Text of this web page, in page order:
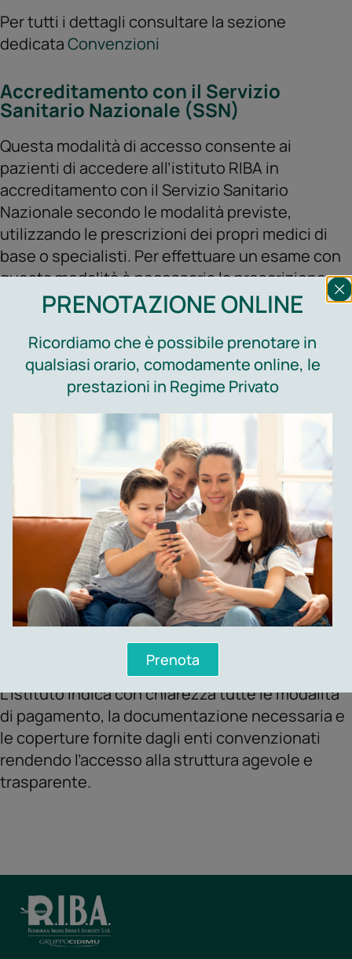
Per tutti i dettagli consultare la sezione
dedicataConvenzioni
Accreditamento con il Servizio
Sanitario Nazionale (SSN)
Questa modalità di accesso consente ai
pazienti di accedere all’istituto RIBA in
accreditamento con il Servizio Sanitario
Nazionale secondo le modalità previste,
utilizzando le prescrizioni dei propri medici di
base o specialisti. Per effettuare un esame con
questa modalità è necessaria la prescrizione
medica.
Le diverse modalità di accesso all’istituto RIBA
offrono flessibilità ai pazienti, consentendo loro
di scegliere l’opzione più adatta alle proprie
esigenze e risorse finanziarie.
L’istituto indica con chiarezza tutte le modalità
di pagamento, la documentazione necessaria e
le coperture fornite dagli enti convenzionati
rendendo l’accesso alla struttura agevole e
trasparente.
PRENOTAZIONE ONLINE
Ricordiamo che è possibile prenotare in
qualsiasi orario, comodamente online, le
prestazioni in Regime Privato
Prenota